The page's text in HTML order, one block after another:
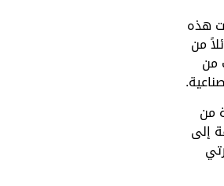
تأسست هذه
من
من
من
إلى